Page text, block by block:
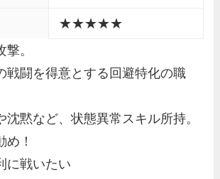
★★★★★
。
戦闘を得意とする回避特化の職
沈黙など、状態異常スキル所持。
め！
に戦いたい